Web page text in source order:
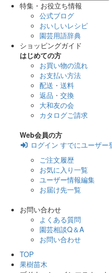
特集・お役立ち情報
公式ブログ
おいしいレシピ
園芸用語辞典
ショッピングガイド
はじめての方
お買い物の流れ
お支払い方法
配送・送料
返品・交換
大和友の会
カタログご請求
Web会員の方
ログイン すでにユーザー
ご注文履歴
お気に入り一覧
ユーザー情報編集
お届け先一覧
お問い合わせ
よくある質問
園芸相談Q＆A
お問い合わせ
TOP
果樹苗木